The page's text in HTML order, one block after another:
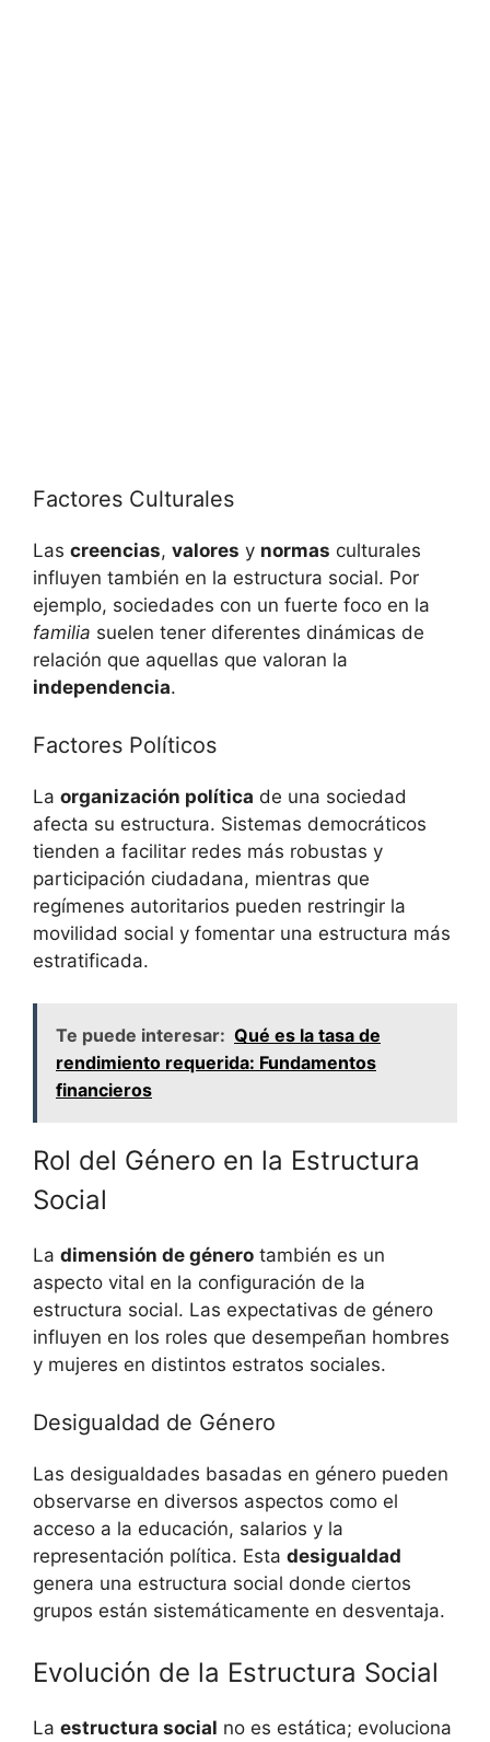
Factores Culturales
Las creencias, valores y normas culturales
influyen también en la estructura social. Por
ejemplo, sociedades con un fuerte foco en la
familia suelen tener diferentes dinámicas de
relación que aquellas que valoran la
independencia.
Factores Políticos
La organización política de una sociedad
afecta su estructura. Sistemas democráticos
tienden a facilitar redes más robustas y
participación ciudadana, mientras que
regímenes autoritarios pueden restringir la
movilidad social y fomentar una estructura más
estratificada.
Te puede interesar: Qué es la tasa de
rendimiento requerida: Fundamentos
financieros
Rol del Género en la Estructura
Social
La dimensión de género también es un
aspecto vital en la configuración de la
estructura social. Las expectativas de género
influyen en los roles que desempeñan hombres
y mujeres en distintos estratos sociales.
Desigualdad de Género
Las desigualdades basadas en género pueden
observarse en diversos aspectos como el
acceso a la educación, salarios y la
representación política. Esta desigualdad
genera una estructura social donde ciertos
grupos están sistemáticamente en desventaja.
Evolución de la Estructura Social
La estructura social no es estática; evoluciona